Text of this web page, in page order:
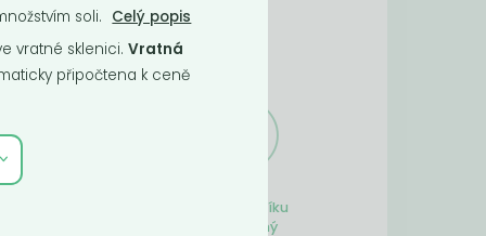
Obsah košíku
je prázdný
soli. Celý popis
vratné sklenici. Vratná
připočtena k ceně